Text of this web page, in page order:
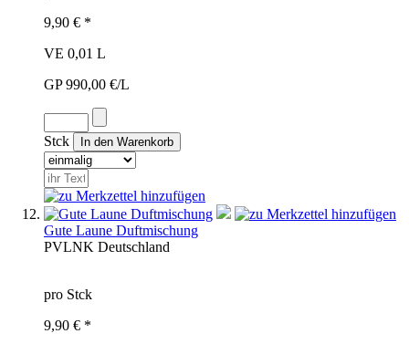
9,90 € *
VE 0,01 L
GP 990,00 €/L
Stck
Gute Laune Duftmischung
PVLNK Deutschland
pro Stck
9,90 € *